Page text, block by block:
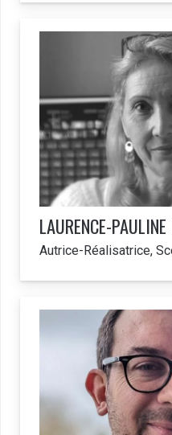
LAURENCE-PAULINE
Autrice-Réalisatrice,